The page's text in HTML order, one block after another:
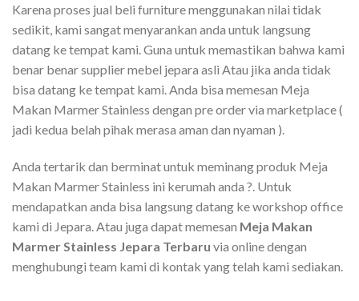
Karena proses jual beli furniture menggunakan nilai tidak
sedikit, kami sangat menyarankan anda untuk langsung
datang ke tempat kami. Guna untuk memastikan bahwa kami
benar benar supplier mebel jepara asli Atau jika anda tidak
bisa datang ke tempat kami. Anda bisa memesan Meja
Makan Marmer Stainless dengan pre order via marketplace (
jadi kedua belah pihak merasa aman dan nyaman ).
Anda tertarik dan berminat untuk meminang produk Meja
Makan Marmer Stainless ini kerumah anda ?. Untuk
mendapatkan anda bisa langsung datang ke workshop office
kami di Jepara. Atau juga dapat memesan Meja Makan
Marmer Stainless Jepara Terbaru via online dengan
menghubungi team kami di kontak yang telah kami sediakan.